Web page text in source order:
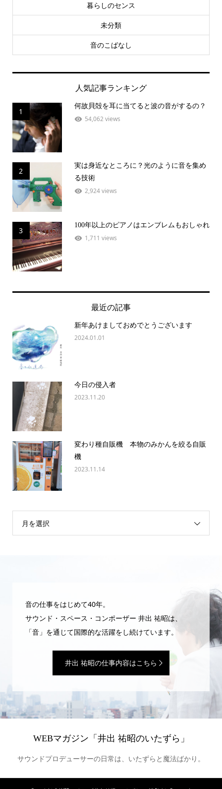
暮らしのセンス
未分類
音のこばなし
人気記事ランキング
1
何故貝殻を耳に当てると波の音がするの？
54,062 views
2
実は身近なところに？光のように音を集め
る技術
2,924 views
3
100年以上のピアノはエンブレムもおしゃれ
1,711 views
最近の記事
新年あけましておめでとうございます
2024.01.01
今日の侵入者
2023.11.20
変わり種自販機 本物のみかんを絞る自販
機
2023.11.14
月を選択
音の仕事をはじめて40年。
サウンド・スペース・コンポーザー 井出 祐昭は、
「音」を通じて国際的な活躍をし続けています。
井出 祐昭の仕事内容はこちら
WEBマガジン「井出 祐昭のいたずら」
サウンドプロデューサーの日常は、いたずらと魔法ばかり。